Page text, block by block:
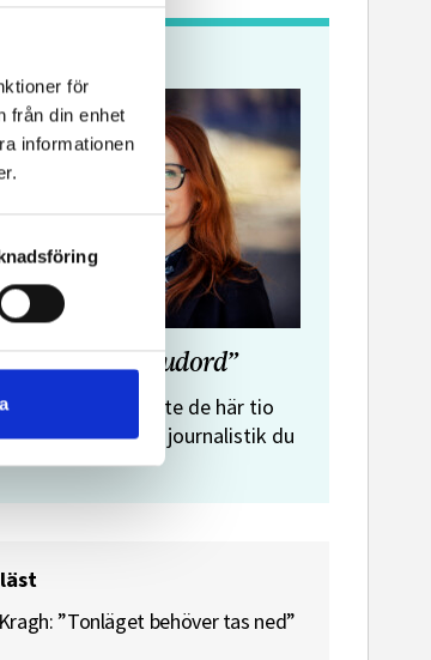
för
från din enhet
informationen
tio budord”
Följer du inte de här tio
Då är det inte journalistik du
”Tonläget behöver tas ned”